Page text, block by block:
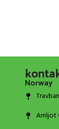
Norway
Arnljot